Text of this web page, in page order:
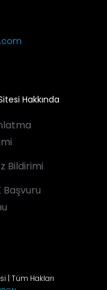
Hakkında
Bildirimi
Başvuru
| Tüm Hakları